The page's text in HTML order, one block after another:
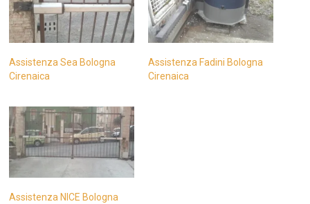
Assistenza Sea Bologna
Cirenaica
Assistenza Fadini Bologna
Cirenaica
Assistenza NICE Bologna